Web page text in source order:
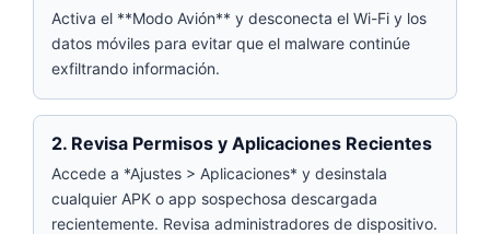
Activa el **Modo Avión** y desconecta el Wi-Fi y los
datos móviles para evitar que el malware continúe
exfiltrando información.
2. Revisa Permisos y Aplicaciones Recientes
Accede a *Ajustes > Aplicaciones* y desinstala
cualquier APK o app sospechosa descargada
recientemente. Revisa administradores de dispositivo.